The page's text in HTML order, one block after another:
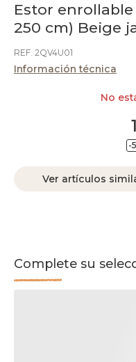
Estor
250 cm) Beige
REF. 2QV4U01
Información técnica
-
Ver artículos
Complete su